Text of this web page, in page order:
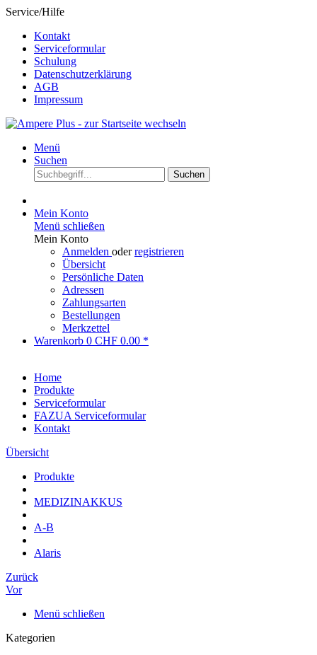
Service/Hilfe
Kontakt
Serviceformular
Schulung
Datenschutzerklärung
AGB
Impressum
Menü
Suchen
Suchen
Mein Konto
Menü schließen
Mein Konto
Anmelden oderregistrieren
Übersicht
Persönliche Daten
Adressen
Zahlungsarten
Bestellungen
Merkzettel
Warenkorb 0 CHF 0.00 *
Home
Produkte
Serviceformular
FAZUA Serviceformular
Kontakt
Übersicht
Produkte
MEDIZINAKKUS
A-B
Alaris
Zurück
Vor
Menü schließen
Kategorien